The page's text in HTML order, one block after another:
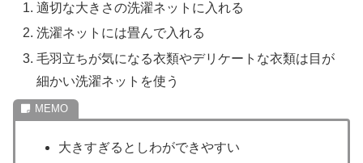
適切な大きさの洗濯ネットに入れる
洗濯ネットには畳んで入れる
毛羽立ちが気になる衣類やデリケートな衣類は目が
細かい洗濯ネットを使う
大きすぎるとしわができやすい